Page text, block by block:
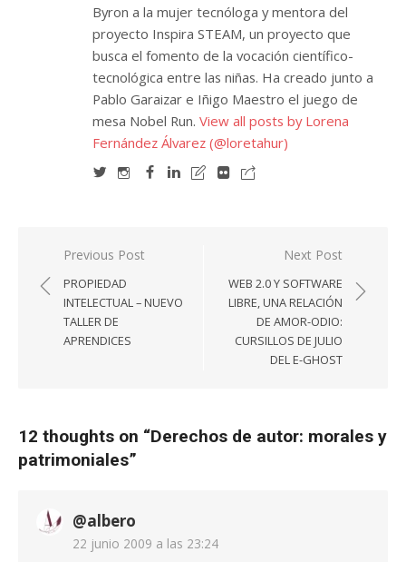
Byron a la mujer tecnóloga y mentora del
proyecto Inspira STEAM, un proyecto que
busca el fomento de la vocación científico-
tecnológica entre las niñas. Ha creado junto a
Pablo Garaizar e Iñigo Maestro el juego de
mesa Nobel Run. View all posts by Lorena
Fernández Álvarez (@loretahur)
Navegación
de
entradas
Previous Post
PROPIEDAD
INTELECTUAL – NUEVO
TALLER DE
APRENDICES
Next Post
WEB 2.0 Y SOFTWARE
LIBRE, UNA RELACIÓN
DE AMOR-ODIO:
CURSILLOS DE JULIO
DEL E-GHOST
12 thoughts on “Derechos de autor: morales y
patrimoniales”
@albero
22 junio 2009 a las 23:24